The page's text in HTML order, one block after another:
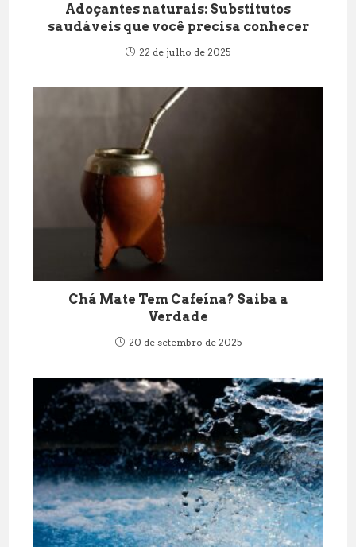
Adoçantes naturais: Substitutos
saudáveis que você precisa conhecer
22 de julho de 2025
Chá Mate Tem Cafeína? Saiba a
Verdade
20 de setembro de 2025